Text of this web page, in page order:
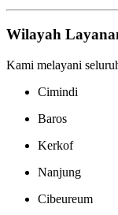
Wilayah
Kami melayani
Cimindi
Baros
Kerkof
Nanjung
Cibeureum